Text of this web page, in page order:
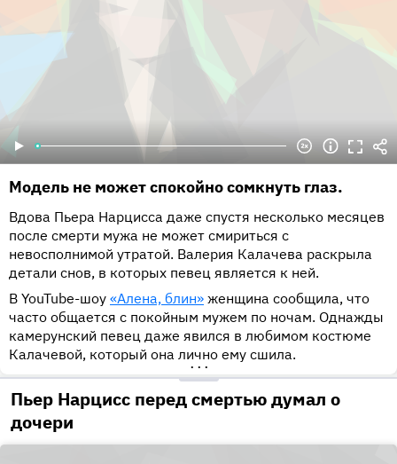
Модель не может спокойно сомкнуть глаз.
Вдова Пьера Нарцисса даже спустя несколько месяцев
после смерти мужа не может смириться с
невосполнимой утратой. Валерия Калачева раскрыла
детали снов, в которых певец является к ней.
В YouTube-шоу «Алена, блин» женщина сообщила, что
часто общается с покойным мужем по ночам. Однажды
камерунский певец даже явился в любимом костюме
Калачевой, который она лично ему сшила.
•••
Пьер Нарцисс перед смертью думал о
дочери